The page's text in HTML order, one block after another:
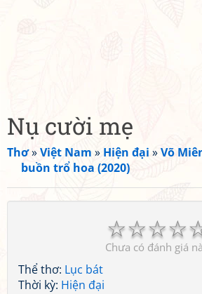
Nụ cười mẹ
Thơ»Việt Nam » Hiện đại »Võ
buồn trổ hoa (2020)
☆
☆
☆
☆
Chưa có đánh giá
Thể thơ: Lục bát
Thời kỳ: Hiện đại